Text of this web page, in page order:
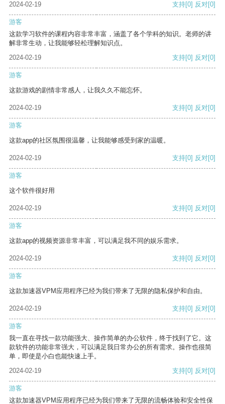
2024-02-19 支持[0] 反对[0]
游客
这款学习软件的课程内容非常丰富，涵盖了各个学科的知识。老师的讲
解非常生动，让我能够轻松理解知识点。
2024-02-19
支持[0] 反对[0]
游客
这款游戏的剧情非常感人，让我久久不能忘怀。
2024-02-19 支持[0] 反对[0]
游客
这款app的社区氛围很温馨，让我能够感受到家的温暖。
2024-02-19 支持[0] 反对[0]
游客
这个软件很好用
2024-02-19 支持[0] 反对[0]
游客
这款app的视频资源非常丰富，可以满足我不同的娱乐需求。
2024-02-19 支持[0] 反对[0]
游客
这款加速器VPM应用程序已经为我们带来了无限的隐私保护和自由。
2024-02-19 支持[0] 反对[0]
游客
我一直在寻找一款功能强大、操作简单的办公软件，终于找到了它。这
款软件的功能非常强大，可以满足我日常办公的所有需求。操作也很简
单，即使是小白也能快速上手。
2024-02-19
支持[0] 反对[0]
游客
这款加速器VPM应用程序已经为我们带来了无限的流畅体验和安全性保